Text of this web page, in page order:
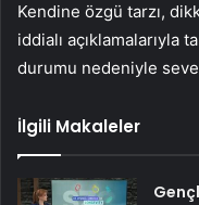
Kendine özgü tarzı,
iddialı açıklamalarıyla
durumu nedeniyle
İlgili Makaleler